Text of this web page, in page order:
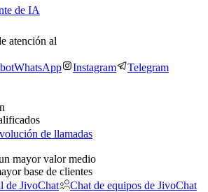
de IA
atención al
WhatsApp Instagram Telegram
de llamadas
mayor valor medio
base de clientes
de JivoChat
Chat de equipos de JivoChat